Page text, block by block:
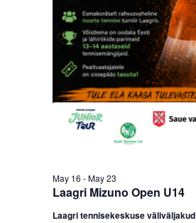
Laagri Mizuno Open U14
May 16 -May 23
Laagri tennisekeskuse väliväljakud